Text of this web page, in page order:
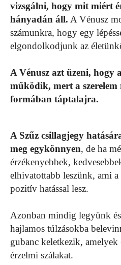
vizsgálni, hogy mit miért
hányadán áll. A Vénusz
számunkra, hogy egy
elgondolkodjunk az
A Vénusz azt üzeni, hogy
működik, mert a szerelem
formában táptalajra.
A Szűz csillagjegy
meg egykönnyen, de ha
érzékenyebbek,
elhivatottabb leszünk, ami
pozitív hatással lesz.
Azonban mindig legyünk
hajlamos túlzásokba
gubanc keletkezik, amelyek
érzelmi szálakat.